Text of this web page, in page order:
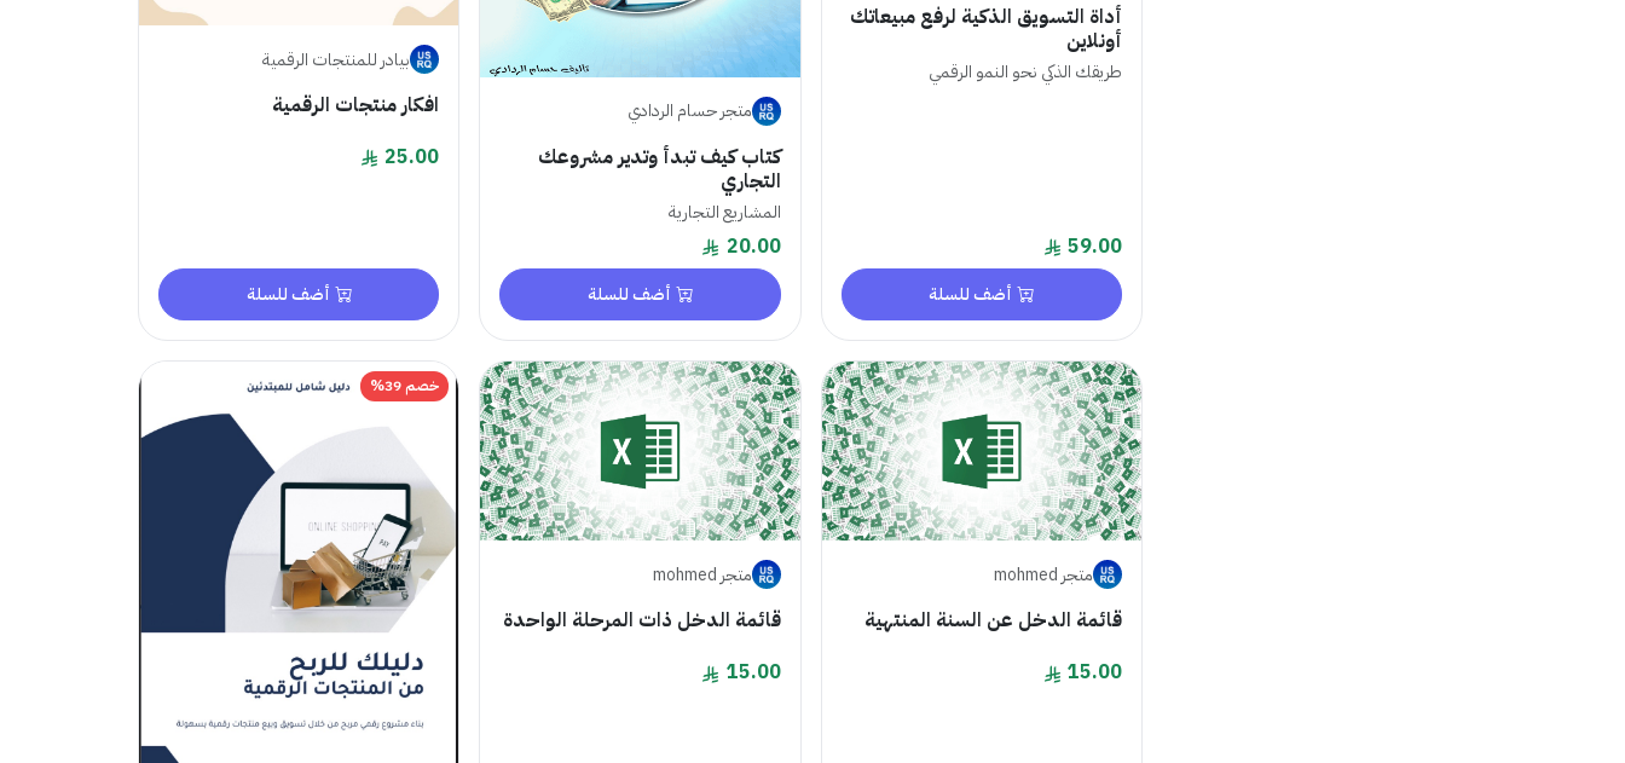
أداة التسويق الذكية لرفع مبيعاتك
أونلاين
طريقك الذكي نحو النمو الرقمي
59.00
أضف للسلة
متجر حسام الردادي
كتاب كيف تبدأ وتدير مشروعك
التجاري
المشاريع التجارية
20.00
أضف للسلة
بيادر للمنتجات الرقمية
افكار منتجات الرقمية
25.00
أضف للسلة
متجر mohmed
قائمة الدخل عن السنة المنتهية
15.00
متجر mohmed
قائمة الدخل ذات المرحلة الواحدة
15.00
خصم 39%